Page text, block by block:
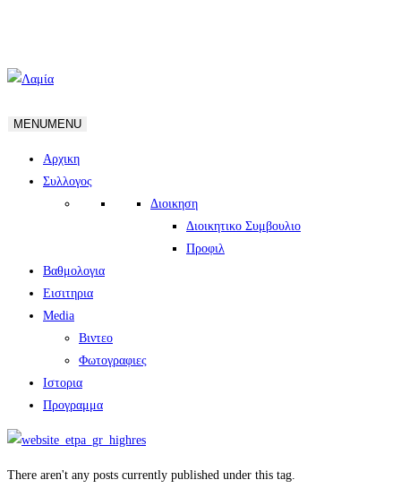
MENUMENU
Αρχικη
Συλλογος
Διοικηση
Διοικητικο Συμβουλιο
Προφιλ
Βαθμολογια
Εισιτηρια
Media
Βιντεο
Φωτογραφιες
Ιστορια
Πρoγραμμα
There aren't any posts currently published under this tag.